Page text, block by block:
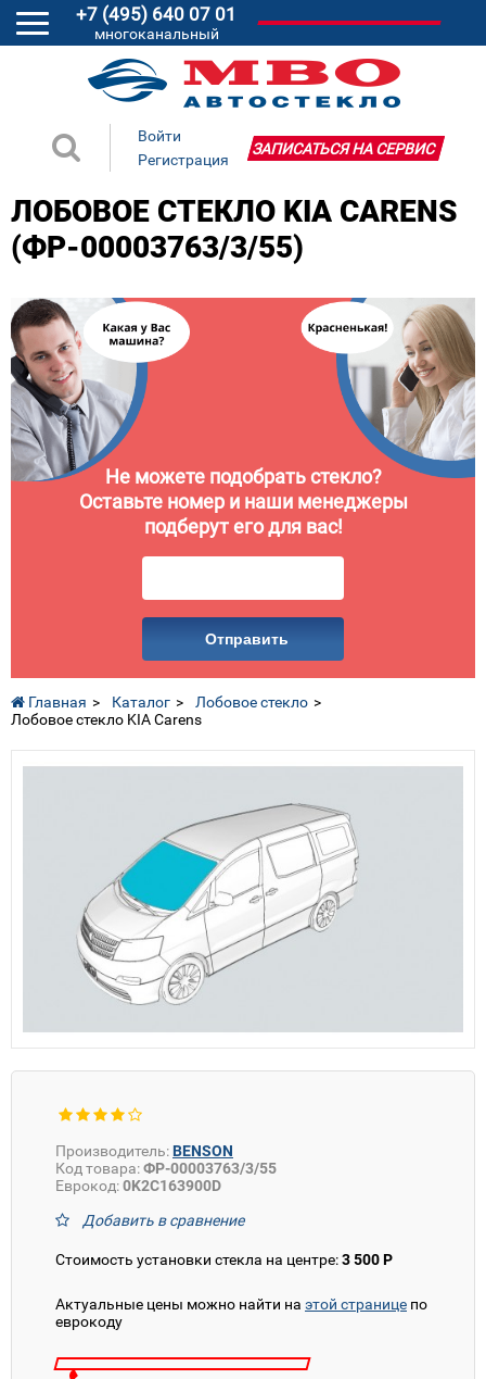
+7 (495) 640 07 01
многоканальный
Войти
Регистрация
ЗАПИСАТЬСЯ НА СЕРВИС
ЛОБОВОЕ СТЕКЛО KIA CARENS
(ФР-00003763/3/55)
Не можете подобрать стекло?
Оставьте номер и наши менеджеры
подберут его для вас!
Отправить
Главная Каталог
Лобовое стекло
Лобовое стекло KIA Carens
Производитель:BENSON
Код товара:ФР-00003763/3/55
Еврокод:0K2C163900D
Добавить в сравнение
Стоимость установки стекла на центре:3 500 Р
Актуальные цены можно найти на этой странице по
еврокоду